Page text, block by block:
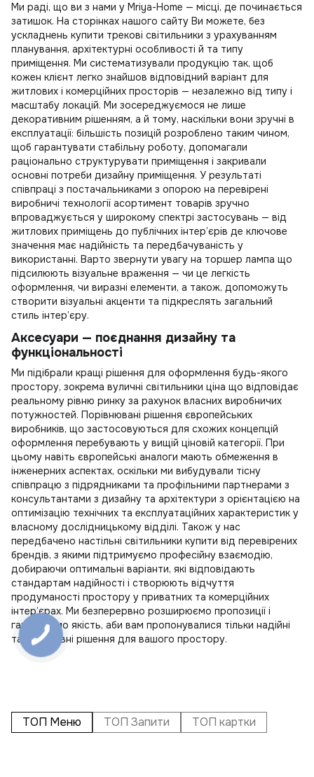
Ми раді, що ви з нами у Mriya-Home — місці, де починається
затишок. На сторінках нашого сайту Ви можете, без
ускладнень купити трекові світильники з урахуванням
планування, архітектурні особливості й та типу
приміщення. Ми систематизували продукцію так, щоб
кожен клієнт легко знайшов відповідний варіант для
житлових і комерційних просторів — незалежно від типу і
масштабу локацій. Ми зосереджуємося не лише
декоративним рішенням, а й тому, наскільки вони зручні в
експлуатації: більшість позицій розроблено таким чином,
щоб гарантувати стабільну роботу, допомагали
раціонально структурувати приміщення і закривали
основні потреби дизайну приміщення. У результаті
співпраці з постачальниками з опорою на перевірені
виробничі технології асортимент товарів зручно
впроваджується у широкому спектрі застосувань — від
житлових приміщень до публічних інтер’єрів де ключове
значення має надійність та передбачуваність у
використанні. Варто звернути увагу на торшер лампа що
підсилюють візуальне враження — чи це легкість
оформлення, чи виразні елементи, а також, допоможуть
створити візуальні акценти та підкреслять загальний
стиль інтер’єру.
Аксесуари — поєднання дизайну та
функціональності
Ми підібрали кращі рішення для оформлення будь-якого
простору, зокрема вуличні світильники ціна що відповідає
реальному рівню ринку за рахунок власних виробничих
потужностей. Порівнювані рішення європейських
виробників, що застосовуються для схожих концепцій
оформлення перебувають у вищій ціновій категорії. При
цьому навіть європейські аналоги мають обмеження в
інженерних аспектах, оскільки ми вибудували тісну
співпрацю з підрядниками та профільними партнерами з
консультантами з дизайну та архітектури з орієнтацією на
оптимізацію технічних та експлуатаційних характеристик у
власному дослідницькому відділі. Також у нас
передбачено настільні світильники купити від перевірених
брендів, з якими підтримуємо професійну взаємодію,
добираючи оптимальні варіанти, які відповідають
стандартам надійності і створюють відчуття
продуманості простору у приватних та комерційних
інтер’єрах. Ми безперервно розширюємо пропозиції і
гарантуємо якість, аби вам пропонувалися тільки надійні
та ефективні рішення для вашого простору.
ТОП Меню ТОП Запити ТОП картки